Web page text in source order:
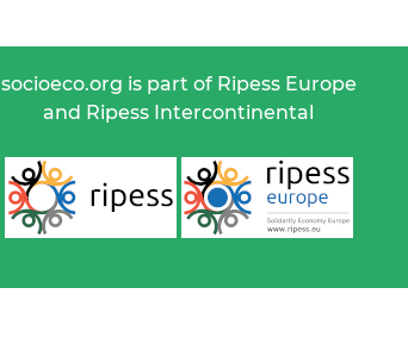
socioeco.org is part of Ripess Europe
and Ripess Intercontinental